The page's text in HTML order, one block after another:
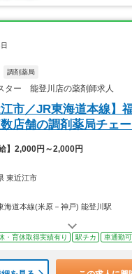
調剤薬局
ター 能登川店の薬剤師求人
江市／JR東海道本線】
店舗の調剤薬局チェー
給】2,000円～2,000円
東近江市
海道本線(米原－神戸) 能登川駅
・育休取得実績有り 駅チカ 車通勤可